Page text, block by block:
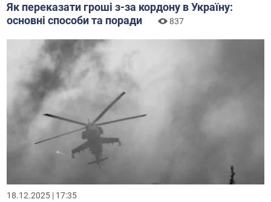
Як переказати гроші з-за кордону в Україну:
основні способи та поради
837
18.12.2025 | 17:35